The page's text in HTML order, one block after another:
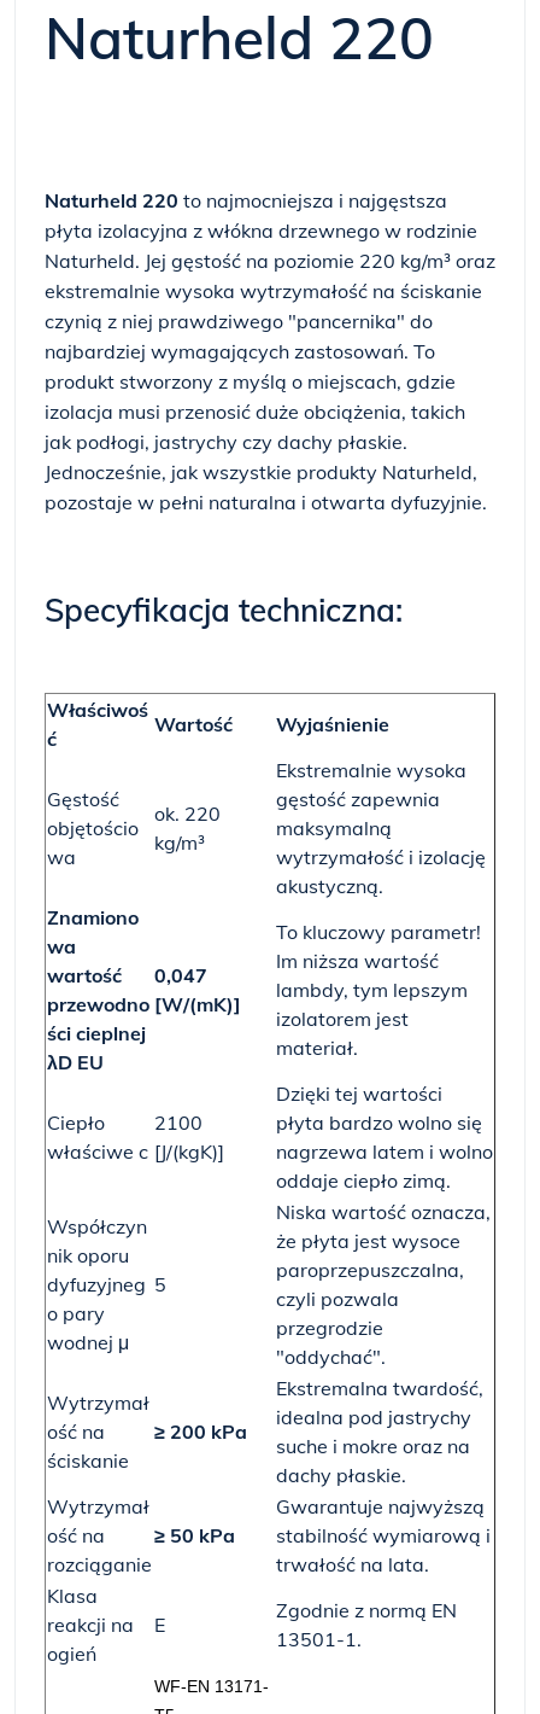
Naturheld 220
Naturheld 220 to najmocniejsza i najgęstsza
płyta izolacyjna z włókna drzewnego w rodzinie
Naturheld. Jej gęstość na poziomie 220 kg/m³ oraz
ekstremalnie wysoka wytrzymałość na ściskanie
czynią z niej prawdziwego "pancernika" do
najbardziej wymagających zastosowań. To
produkt stworzony z myślą o miejscach, gdzie
izolacja musi przenosić duże obciążenia, takich
jak podłogi, jastrychy czy dachy płaskie.
Jednocześnie, jak wszystkie produkty Naturheld,
pozostaje w pełni naturalna i otwarta dyfuzyjnie.
Specyfikacja techniczna:
Właściwoś
ć
Wartość Wyjaśnienie
Gęstość
objętościo
wa
ok. 220
kg/m³
Ekstremalnie wysoka
gęstość zapewnia
maksymalną
wytrzymałość i izolację
akustyczną.
Znamiono
wa
wartość
przewodno
ści cieplnej
λD EU
0,047
[W/(mK)]
To kluczowy parametr!
Im niższa wartość
lambdy, tym lepszym
izolatorem jest
materiał.
Ciepło
właściwe c
2100
[J/(kgK)]
Dzięki tej wartości
płyta bardzo wolno się
nagrzewa latem i wolno
oddaje ciepło zimą.
Współczyn
nik oporu
dyfuzyjneg
o pary
wodnej μ
5
Niska wartość oznacza,
że płyta jest wysoce
paroprzepuszczalna,
czyli pozwala
przegrodzie
"oddychać".
Wytrzymał
ość na
ściskanie
≥ 200 kPa
Ekstremalna twardość,
idealna pod jastrychy
suche i mokre oraz na
dachy płaskie.
Wytrzymał
ość na
rozciąganie
≥ 50 kPa
Gwarantuje najwyższą
stabilność wymiarową i
trwałość na lata.
Klasa
reakcji na
ogień
E
Zgodnie z normą EN
13501-1.
WF-EN 13171-